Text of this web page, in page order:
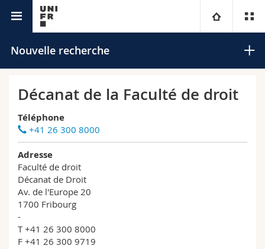
Université
Campus
Recherche
Université
Formation continue
Théologie
Droit
Sciences économiques et sociales et management
Lettres et sciences humaines
Sciences de l'éducation et de la formation
Vous êtes
Futurs étudiants
Etudiants
Médias
Chercheurs
Ressources
Annuaire du personnel
Plan d'accès
Bibliothèques
Nouvelle recherche
Recherche avancée
Décanat de la Faculté de droit
Téléphone
+41 26 300 8000
Adresse
Faculté de droit
Décanat de Droit
Av. de l'Europe 20
1700 Fribourg
-
T +41 26 300 8000
F +41 26 300 9719